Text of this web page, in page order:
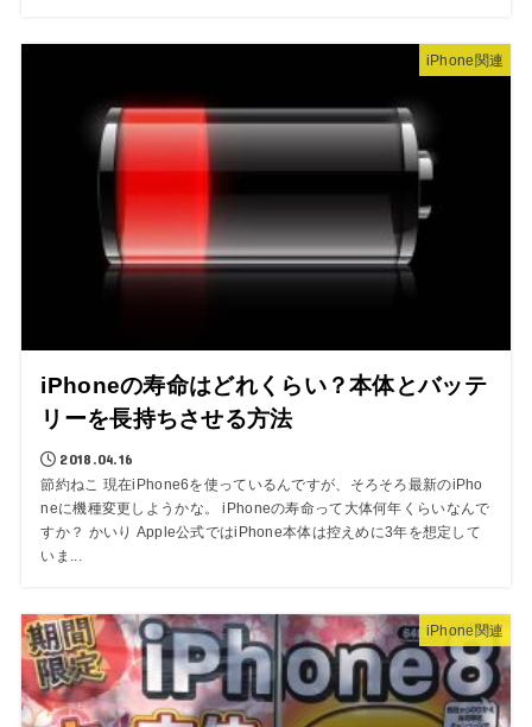
iPhone関連
iPhoneの寿命はどれくらい？本体とバッテ
リーを長持ちさせる方法
2018.04.16
節約ねこ 現在iPhone6を使っているんですが、そろそろ最新のiPho
neに機種変更しようかな。 iPhoneの寿命って大体何年くらいなんで
すか？ かいり Apple公式ではiPhone本体は控えめに3年を想定して
いま...
iPhone関連